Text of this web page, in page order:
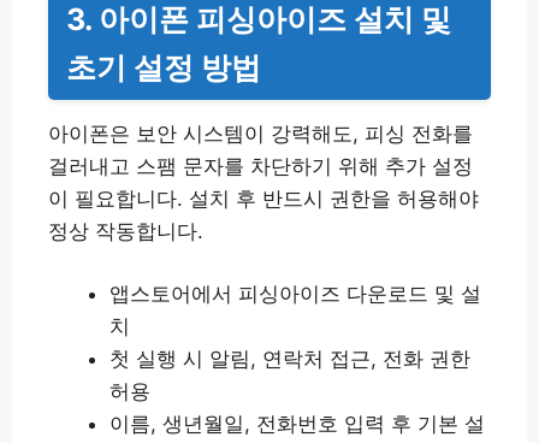
3. 아이폰 피싱아이즈 설치 및
초기 설정 방법
아이폰은 보안 시스템이 강력해도, 피싱 전화를
걸러내고 스팸 문자를 차단하기 위해 추가 설정
이 필요합니다. 설치 후 반드시 권한을 허용해야
정상 작동합니다.
앱스토어에서 피싱아이즈 다운로드 및 설
치
첫 실행 시 알림, 연락처 접근, 전화 권한
허용
이름, 생년월일, 전화번호 입력 후 기본 설